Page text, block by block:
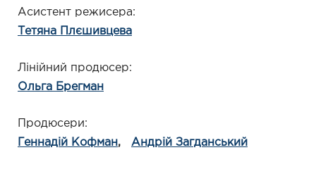
Асистент режисера
Тетяна Плєшивцева
Лінійний продюсер
Ольга Брегман
Продюсери
Геннадій Кофман
Андрій Загданський